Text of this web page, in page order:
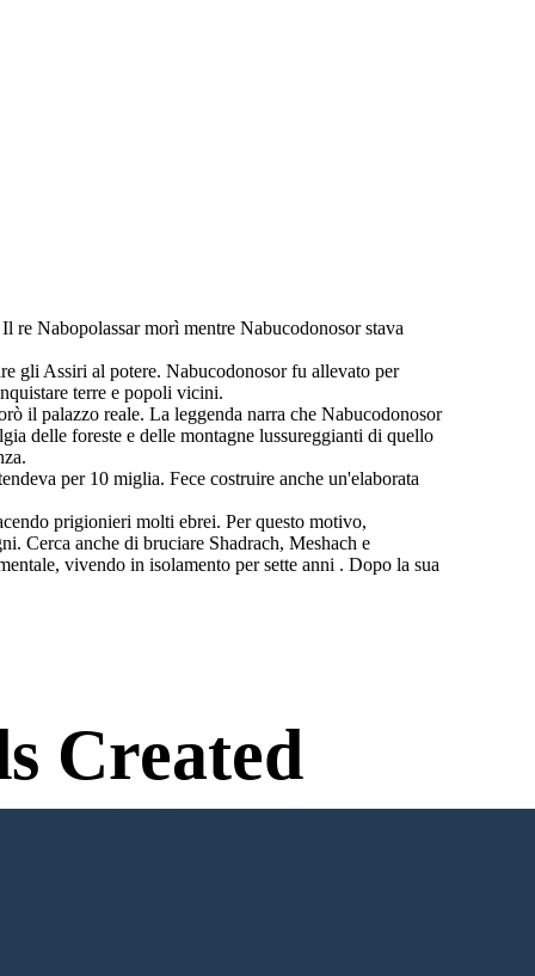
Nabopolassar morì mentre Nabucodonosor stava
gli Assiri al potere. Nabucodonosor fu allevato per
terre e popoli vicini.
il palazzo reale. La leggenda narra che Nabucodonosor
delle foreste e delle montagne lussureggianti di quello
per 10 miglia. Fece costruire anche un'elaborata
prigionieri molti ebrei. Per questo motivo,
Cerca anche di bruciare Shadrach, Meshach e
vivendo in isolamento per sette anni . Dopo la sua
Created
Needed to Try!